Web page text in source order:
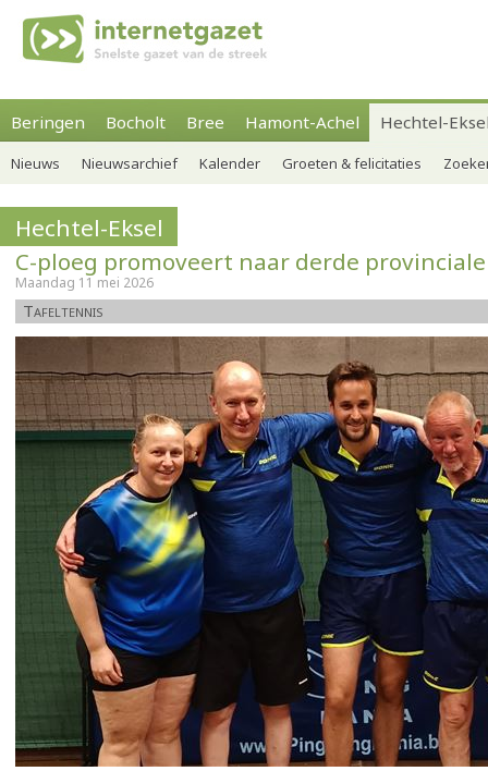
Beringen Bocholt Bree Hamont-Achel Hechtel-
Nieuws Nieuwsarchief Kalender Groeten & felicitaties
Hechtel-Eksel
C-ploeg promoveert naar derde provinciale
Maandag 11 mei 2026
Tafeltennis